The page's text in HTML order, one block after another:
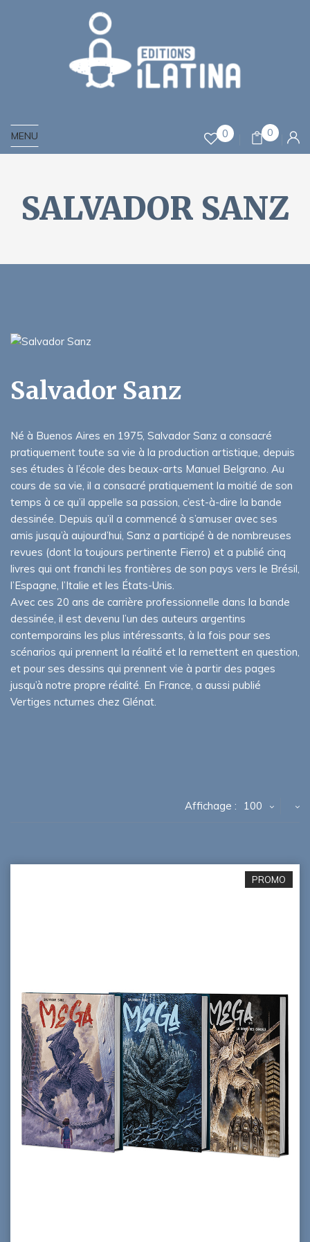
MENU 0 0
SALVADOR SANZ
Salvador Sanz
Né à Buenos Aires en 1975, Salvador Sanz a consacré
pratiquement toute sa vie à la production artistique, depuis
ses études à l’école des beaux-arts Manuel Belgrano. Au
cours de sa vie, il a consacré pratiquement la moitié de son
temps à ce qu’il appelle sa passion, c’est-à-dire la bande
dessinée. Depuis qu’il a commencé à s’amuser avec ses
amis jusqu’à aujourd’hui, Sanz a participé à de nombreuses
revues (dont la toujours pertinente Fierro) et a publié cinq
livres qui ont franchi les frontières de son pays vers le Brésil,
l’Espagne, l’Italie et les États-Unis.
Avec ces 20 ans de carrière professionnelle dans la bande
dessinée, il est devenu l’un des auteurs argentins
contemporains les plus intéressants, à la fois pour ses
scénarios qui prennent la réalité et la remettent en question,
et pour ses dessins qui prennent vie à partir des pages
jusqu’à notre propre réalité. En France, a aussi publié
Vertiges ncturnes chez Glénat.
Affichage : 100
PROMO